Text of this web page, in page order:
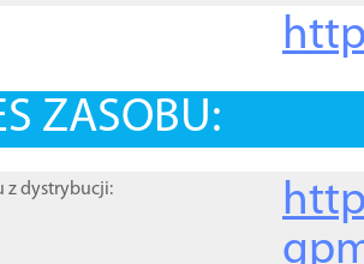
ZASOBU:
z dystrybucji: